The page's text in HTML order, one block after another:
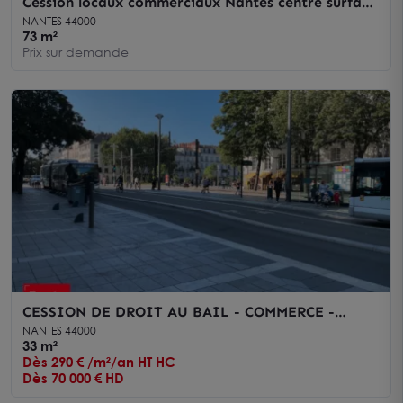
de vente et réserve
NANTES 44000
73 m²
Prix sur demande
CESSION DE DROIT AU BAIL - COMMERCE -
NANTES - CENTRE VILLE - 30M2
NANTES 44000
33 m²
Dès 290 € /m²/an HT HC
Dès 70 000 € HD